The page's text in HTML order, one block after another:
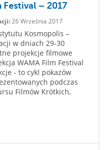
Festival – 2017
26 Września 2017
Kosmopolis –
w dniach 29-30
projekcje filmowe
WAMA Film Festival
- to cykl pokazów
podczas
Filmów Krótkich,